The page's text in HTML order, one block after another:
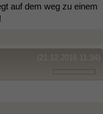
auf dem weg zu einem
(21.12.2016 11:34)